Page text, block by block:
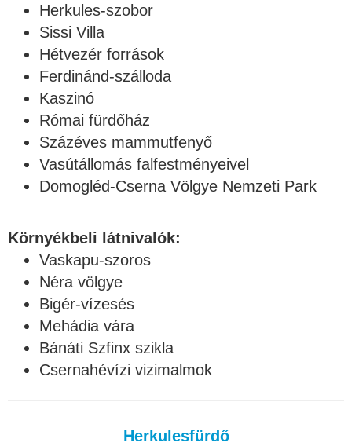
Herkules-szobor
Sissi Villa
Hétvezér források
Ferdinánd-szálloda
Kaszinó
Római fürdőház
Százéves mammutfenyő
Vasútállomás falfestményeivel
Domogléd-Cserna Völgye Nemzeti Park
Környékbeli látnivalók:
Vaskapu-szoros
Néra völgye
Bigér-vízesés
Mehádia vára
Bánáti Szfinx szikla
Csernahévízi vizimalmok
Herkulesfürdő